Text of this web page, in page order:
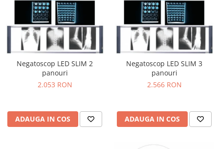
Negatoscop LED SLIM 2
panouri
2.053 RON
ADAUGA IN COS
Negatoscop LED SLIM 3
panouri
2.566 RON
ADAUGA IN COS